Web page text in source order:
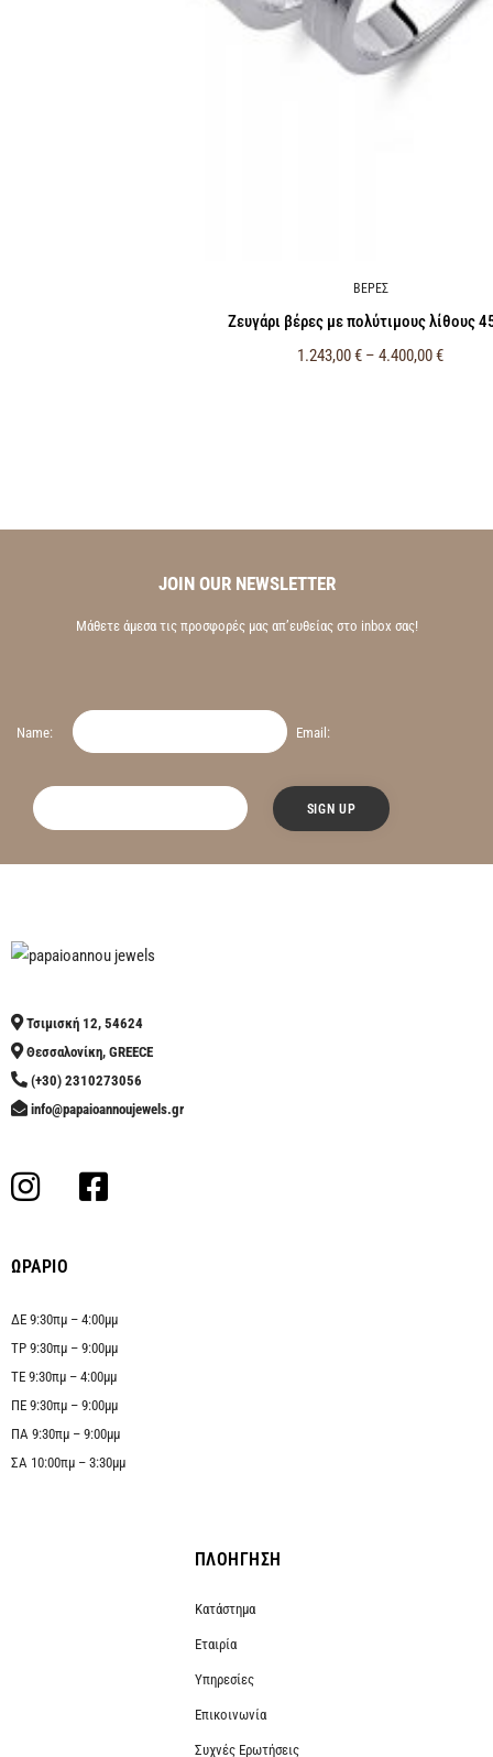
ΒΕΡΕΣ
Ζευγάρι βέρες με πολύτιμους λίθους
1.243,00€ – 4.400,00€
JOIN OUR NEWSLETTER
Μάθετε άμεσα τις προσφορές μας απ’ευθείας στο inbox σας!
Name: Email:
Τσιμισκή 12, 54624
Θεσσαλονίκη, GREECE
(+30) 2310273056
info@papaioannoujewels.gr
ΩΡΑΡΙΟ
ΔΕ 9:30πμ – 4:00μμ
ΤΡ 9:30πμ – 9:00μμ
ΤΕ 9:30πμ – 4:00μμ
ΠΕ 9:30πμ – 9:00μμ
ΠΑ 9:30πμ – 9:00μμ
ΣΑ 10:00πμ – 3:30μμ
ΠΛΟΗΓΗΣΗ
Κατάστημα
Εταιρία
Υπηρεσίες
Επικοινωνία
Συχνές Ερωτήσεις